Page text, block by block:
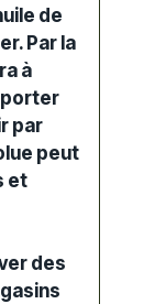
de
Par la
à
par
peut
et
des